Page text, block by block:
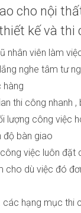
cho nội
kế và thi
nhân viên làm
nghe tâm tư
hàng
thi công nhanh
lượng công việc
độ bàn giao
việc luôn đặt
cho dù việc đó
các hạng mục thi